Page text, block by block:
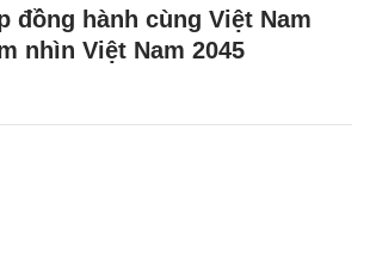
đồng hành cùng Việt Nam
nhìn Việt Nam 2045